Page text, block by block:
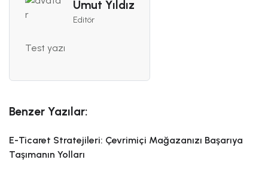
Umut Yıldız
Editör
Test yazı
Benzer Yazılar:
E-Ticaret Stratejileri: Çevrimiçi Mağazanızı Başarıya
Taşımanın Yolları